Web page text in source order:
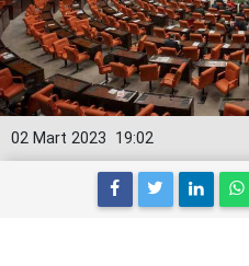
19:02
02 Mart 2023